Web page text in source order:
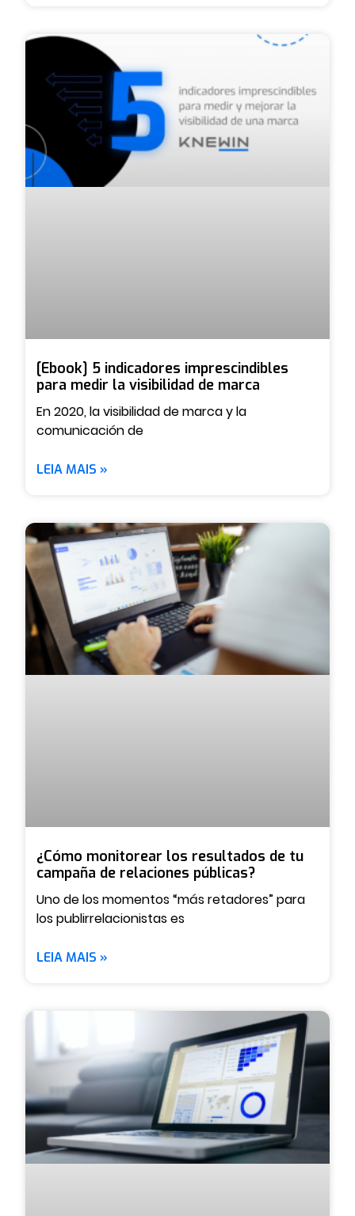
[Ebook] 5 indicadores imprescindibles
para medir la visibilidad de marca
En 2020, la visibilidad de marca y la
comunicación de
LEIA MAIS »
¿Cómo monitorear los resultados de tu
campaña de relaciones públicas?
Uno de los momentos “más retadores” para
los publirrelacionistas es
LEIA MAIS »